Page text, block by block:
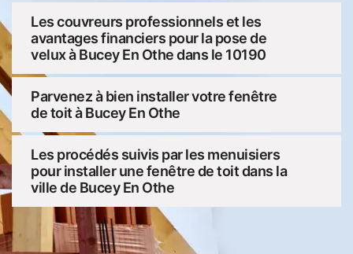
Les couvreurs professionnels et les
avantages financiers pour la pose de
velux à Bucey En Othe dans le 10190
Parvenez à bien installer votre fenêtre
de toit à Bucey En Othe
Les procédés suivis par les menuisiers
pour installer une fenêtre de toit dans la
ville de Bucey En Othe